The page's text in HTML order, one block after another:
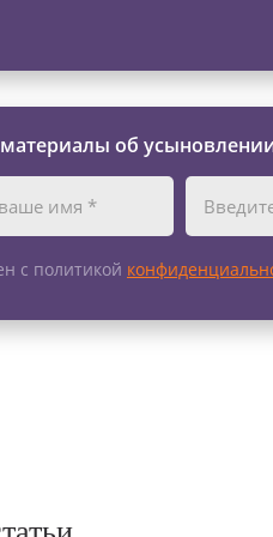
об
с политикой